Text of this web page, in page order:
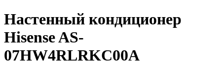
Настенный кондиционер
Hisense AS-
07HW4RLRKC00A